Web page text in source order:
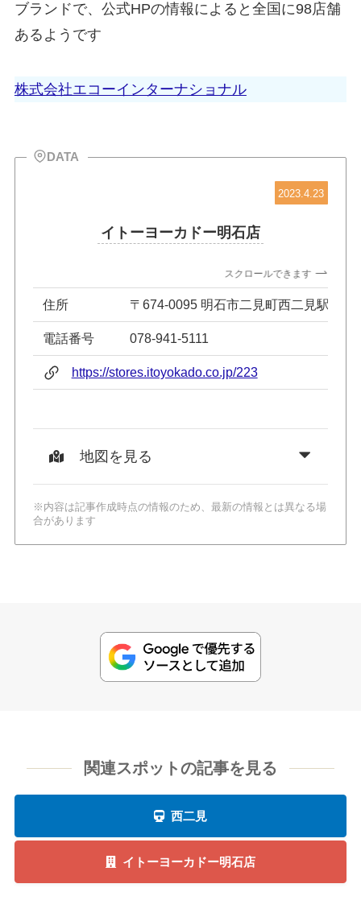
ブランドで、公式HPの情報によると全国に98店舗
あるようです
株式会社エコーインターナショナル
DATA
2023.4.23
イトーヨーカドー明石店
スクロールできます
住所 〒674-0095 明石市二見町西二見駅前1-
電話番号 078-941-5111
https://stores.itoyokado.co.jp/223
地図を見る
※内容は記事作成時点の情報のため、最新の情報とは異なる場
合があります
関連スポットの記事を見る
西二見
イトーヨーカドー明石店